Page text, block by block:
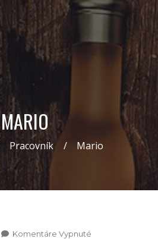
MARIO
Pracovník Mario
Komentáre Vypnuté